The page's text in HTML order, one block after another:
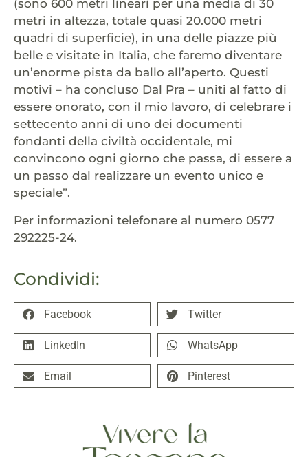
Condividi:
Facebook Twitter
LinkedIn WhatsApp
Email Pinterest
(sono 600 metri lineari per una media di 30
metri in altezza, totale quasi 20.000 metri
quadri di superficie), in una delle piazze più
belle e visitate in Italia, che faremo diventare
un’enorme pista da ballo all’aperto. Questi
motivi – ha concluso Dal Pra – uniti al fatto di
essere onorato, con il mio lavoro, di celebrare i
settecento anni di uno dei documenti
fondanti della civiltà occidentale, mi
convincono ogni giorno che passa, di essere a
un passo dal realizzare un evento unico e
speciale”.
Per informazioni telefonare al numero 0577
292225-24.